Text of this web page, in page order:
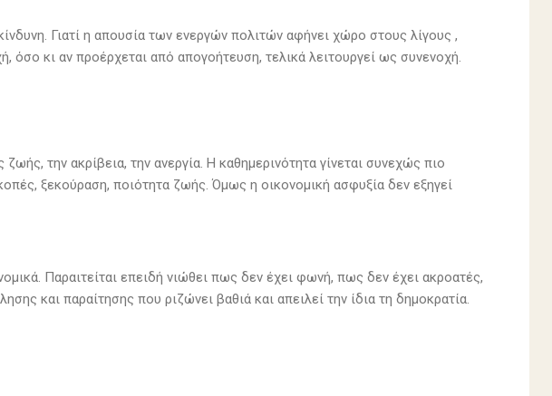
Γιατί η απουσία των ενεργών πολιτών αφήνει χώρο στους λίγους ,
όσο κι αν προέρχεται από απογοήτευση, τελικά λειτουργεί ως συνενοχή.
την ακρίβεια, την ανεργία. Η καθημερινότητα γίνεται συνεχώς πιο
ξεκούραση, ποιότητα ζωής. Όμως η οικονομική ασφυξία δεν εξηγεί
Παραιτείται επειδή νιώθει πως δεν έχει φωνή, πως δεν έχει ακροατές,
και παραίτησης που ριζώνει βαθιά και απειλεί την ίδια τη δημοκρατία.